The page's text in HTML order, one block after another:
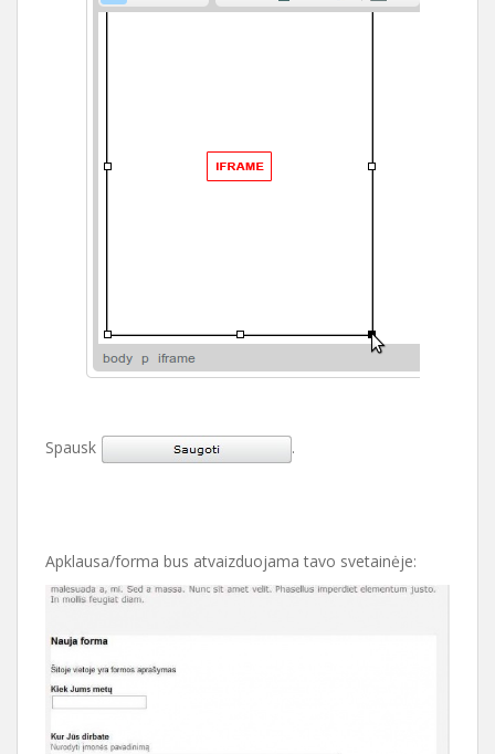
Spausk .
Apklausa/forma bus atvaizduojama tavo svetainėje: